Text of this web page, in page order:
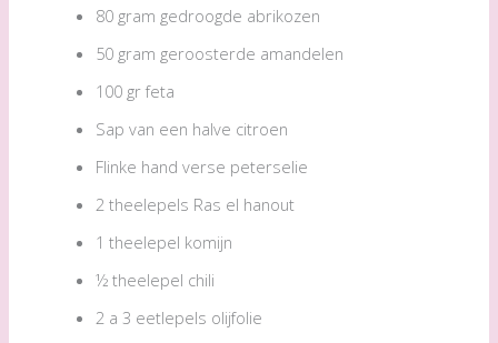
80 gram gedroogde abrikozen
50 gram geroosterde amandelen
100 gr feta
Sap van een halve citroen
Flinke hand verse peterselie
2 theelepels Ras el hanout
1 theelepel komijn
½ theelepel chili
2 a 3 eetlepels olijfolie